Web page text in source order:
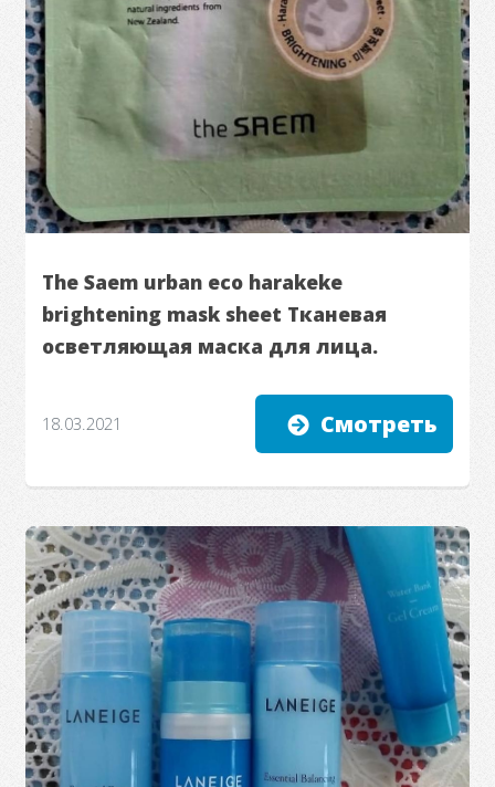
The Saem urban eco harakeke
brightening mask sheet Тканевая
осветляющая маска для лица.
18.03.2021 Смотреть